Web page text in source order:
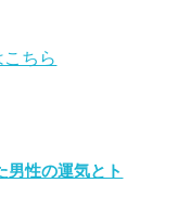
ちら
男性の運気とト